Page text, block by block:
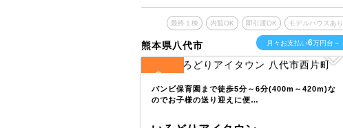
熊本県八代市
最終１棟 内覧OK 即引渡OK モデルハウスあり
月々お支払い6万円台～
2
バンビ保育園まで徒歩5分～6分(400m～420m)な
のでお子様の送り迎えに便…